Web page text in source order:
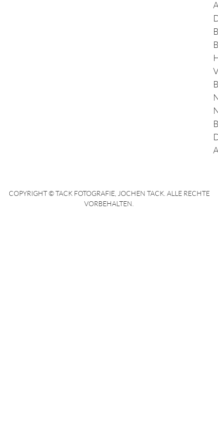
COPYRIGHT © TACK FOTOGRAFIE, JOCHEN TACK. ALLE RECHTE
VORBEHALTEN.